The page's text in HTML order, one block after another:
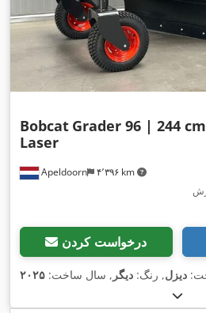
Apeldoorn ۴٬۳۹۶ km
Bobcat Grader 96 | 244
Laser
درخواست کردن
دیزل, رنگ: دیگر , سال ساخت: ۲۰۲۵